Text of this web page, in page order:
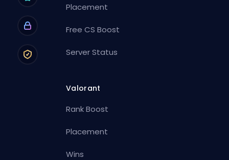
Placement
Free CS Boost
Server Status
Valorant
Rank Boost
Placement
Wins